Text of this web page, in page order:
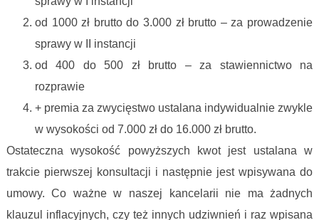
od 1000 zł brutto do 3.000 zł brutto – za prowadzenie
sprawy w II instancji
od 400 do 500 zł brutto – za stawiennictwo na
rozprawie
+ premia za zwycięstwo ustalana indywidualnie zwykle
w wysokości od 7.000 zł do 16.000 zł brutto.
Ostateczna wysokość powyższych kwot jest ustalana w
trakcie pierwszej konsultacji i następnie jest wpisywana do
umowy. Co ważne w naszej kancelarii nie ma żadnych
klauzul inflacyjnych, czy też innych udziwnień i raz wpisana